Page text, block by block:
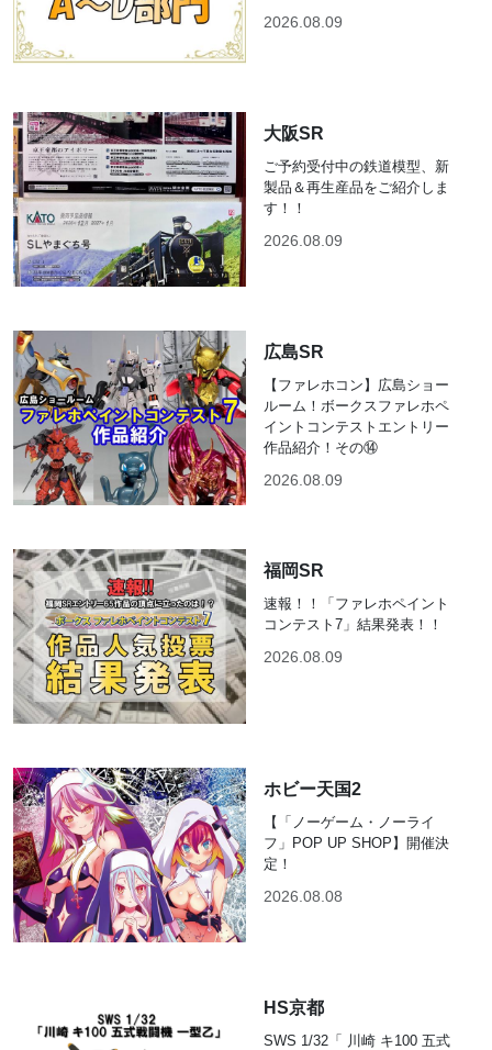
2026.08.09
大阪SR
ご予約受付中の鉄道模型、新
製品＆再生産品をご紹介しま
す！！
2026.08.09
広島SR
【ファレホコン】広島ショー
ルーム！ボークスファレホペ
イントコンテストエントリー
作品紹介！その⑭
2026.08.09
福岡SR
速報！！「ファレホペイント
コンテスト7」結果発表！！
2026.08.09
ホビー天国2
【「ノーゲーム・ノーライ
フ」POP UP SHOP】開催決
定！
2026.08.08
HS京都
SWS 1/32「 川崎 キ100 五式